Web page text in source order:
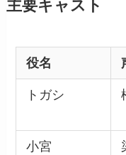
主要キャスト
役名
トガシ
小宮